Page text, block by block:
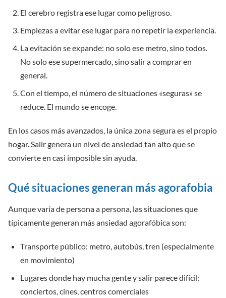
El cerebro registra ese lugar como peligroso.
Empiezas a evitar ese lugar para no repetir la experiencia.
La evitación se expande: no solo ese metro, sino todos.
No solo ese supermercado, sino salir a comprar en
general.
Con el tiempo, el número de situaciones «seguras» se
reduce. El mundo se encoge.
En los casos más avanzados, la única zona segura es el propio
hogar. Salir genera un nivel de ansiedad tan alto que se
convierte en casi imposible sin ayuda.
Qué situaciones generan más agorafobia
Aunque varía de persona a persona, las situaciones que
típicamente generan más ansiedad agorafóbica son:
Transporte público: metro, autobús, tren (especialmente
en movimiento)
Lugares donde hay mucha gente y salir parece difícil:
conciertos, cines, centros comerciales